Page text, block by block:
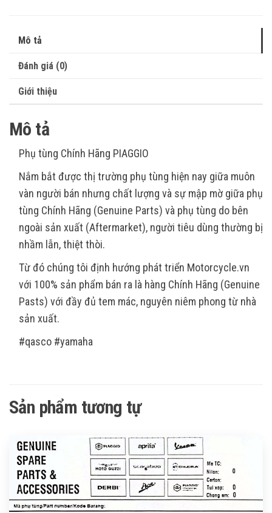
Mô tả
Đánh giá (0)
Giới thiệu
Mô tả
Phụ tùng Chính Hãng PIAGGIO
Nắm bắt được thị trường phụ tùng hiện nay giữa muôn
vàn người bán nhưng chất lượng và sự mập mờ giữa phụ
tùng Chính Hãng (Genuine Parts) và phụ tùng do bên
ngoài sản xuất (Aftermarket), người tiêu dùng thường bị
nhầm lẫn, thiệt thòi.
Từ đó chúng tôi định hướng phát triển Motorcycle.vn
với 100% sản phẩm bán ra là hàng Chính Hãng (Genuine
Pasts) với đầy đủ tem mác, nguyên niêm phong từ nhà
sản xuất.
#qasco #yamaha
Sản phẩm tương tự